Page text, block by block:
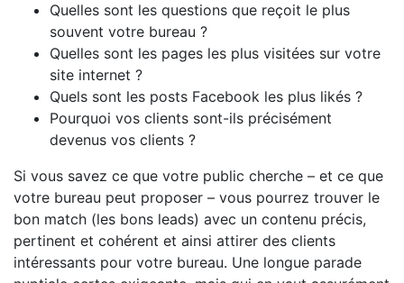
Quelles sont les questions que reçoit le plus
souvent votre bureau ?
Quelles sont les pages les plus visitées sur votre
site internet ?
Quels sont les posts Facebook les plus likés ?
Pourquoi vos clients sont-ils précisément
devenus vos clients ?
Si vous savez ce que votre public cherche – et ce que
votre bureau peut proposer – vous pourrez trouver le
bon match (les bons leads) avec un contenu précis,
pertinent et cohérent et ainsi attirer des clients
intéressants pour votre bureau. Une longue parade